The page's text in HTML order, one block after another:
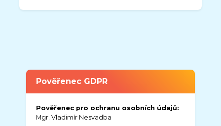
Pověřenec GDPR
Pověřenec pro ochranu osobních údajů:
Mgr. Vladimír Nesvadba